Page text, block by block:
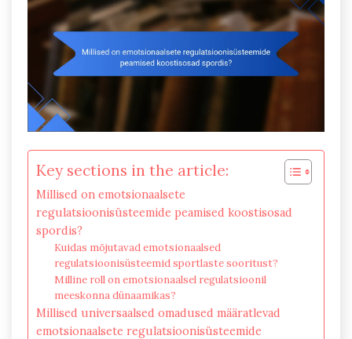
Key sections in the article:
Millised on emotsionaalsete
regulatsioonisüsteemide peamised koostisosad
spordis?
Kuidas mõjutavad emotsionaalsed
regulatsioonisüsteemid sportlaste sooritust?
Milline roll on emotsionaalsel regulatsioonil
meeskonna dünaamikas?
Millised universaalsed omadused määratlevad
emotsionaalsete regulatsioonisüsteemide